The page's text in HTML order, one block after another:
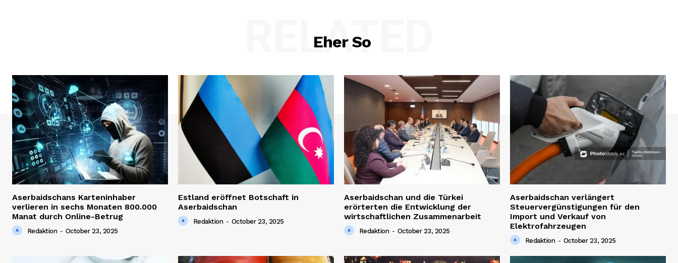
Eher So
RELATED
Aserbaidschans Karteninhaber
verlieren in sechs Monaten 800.000
Manat durch Online-Betrug
Redaktion - October 23, 2025
Estland eröffnet Botschaft in
Aserbaidschan
Redaktion - October 23, 2025
Aserbaidschan und die Türkei
erörterten die Entwicklung der
wirtschaftlichen Zusammenarbeit
Redaktion - October 23, 2025
Aserbaidschan verlängert
Steuervergünstigungen für den
Import und Verkauf von
Elektrofahrzeugen
Redaktion - October 23, 2025